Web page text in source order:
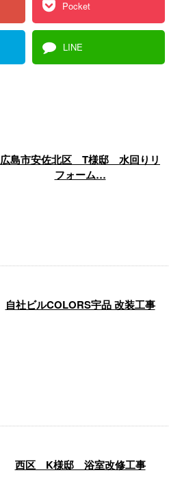
Pocket
LINE
広島市安佐北区 T様邸 水回りリ
フォーム…
自社ビルCOLORS宇品 改装工事
西区 K様邸 浴室改修工事